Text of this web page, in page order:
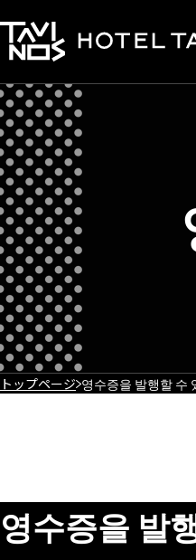
トップページ 영수증을 발행할 수
영수증을 발